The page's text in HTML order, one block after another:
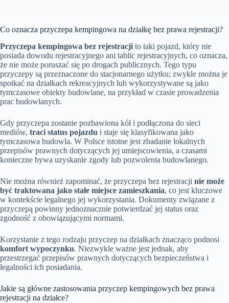
Co oznacza przyczepa kempingowa na działkę bez prawa rejestracji?
Przyczepa kempingowa bez rejestracji to taki pojazd, który nie
posiada dowodu rejestracyjnego ani tablic rejestracyjnych, co oznacza,
że nie może poruszać się po drogach publicznych. Tego typu
przyczepy są przeznaczone do stacjonarnego użytku; zwykle można je
spotkać na działkach rekreacyjnych lub wykorzystywane są jako
tymczasowe obiekty budowlane, na przykład w czasie prowadzenia
prac budowlanych.
Gdy przyczepa zostanie pozbawiona kół i podłączona do sieci
mediów, traci status pojazdu i staje się klasyfikowana jako
tymczasowa budowla. W Polsce istotne jest zbadanie lokalnych
przepisów prawnych dotyczących jej umiejscowienia, a czasami
konieczne bywa uzyskanie zgody lub pozwolenia budowlanego.
Nie można również zapominać, że przyczepa bez rejestracji nie może
być traktowana jako stałe miejsce zamieszkania, co jest kluczowe
w kontekście legalnego jej wykorzystania. Dokumenty związane z
przyczepą powinny jednoznacznie potwierdzać jej status oraz
zgodność z obowiązującymi normami.
Korzystanie z tego rodzaju przyczep na działkach znacząco podnosi
komfort wypoczynku. Niezwykle ważne jest jednak, aby
przestrzegać przepisów prawnych dotyczących bezpieczeństwa i
legalności ich posiadania.
Jakie są główne zastosowania przyczep kempingowych bez prawa
rejestracji na działce?